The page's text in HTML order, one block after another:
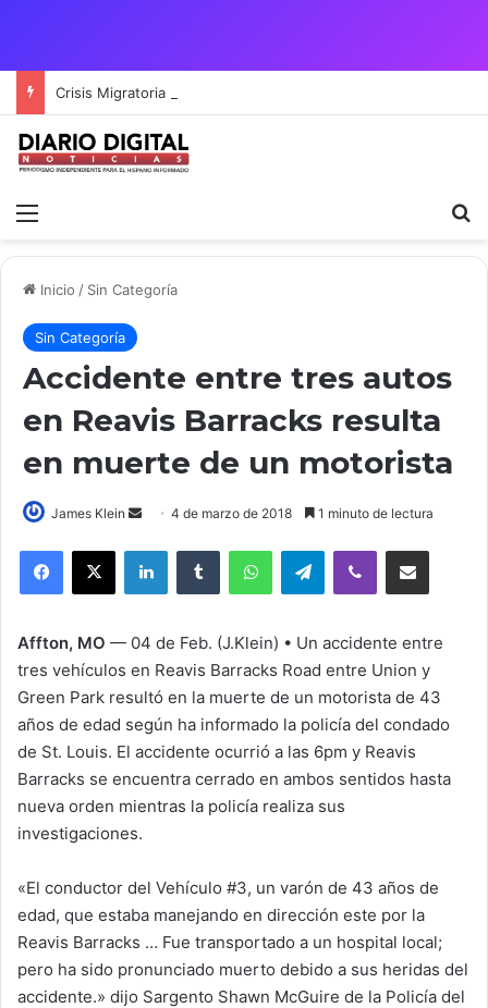
Inicio / Sin Categoría
Sin Categoría
Accidente entre tres autos
en Reavis Barracks resulta
en muerte de un motorista
James Klein
n
d
n
e
m
a
i
l
4 de marzo de 2018 1 minuto de lectura
Telegram
Affton, MO — 04 de Feb. (J.Klein) • Un accidente entre
tres vehículos en Reavis Barracks Road entre Union y
Green Park resultó en la muerte de un motorista de 43
años de edad según ha informado la policía del condado
de St. Louis. El accidente ocurrió a las 6pm y Reavis
Barracks se encuentra cerrado en ambos sentidos hasta
nueva orden mientras la policía realiza sus
investigaciones.
«El conductor del Vehículo #3, un varón de 43 años de
edad, que estaba manejando en dirección este por la
Reavis Barracks … Fue transportado a un hospital local;
pero ha sido pronunciado muerto debido a sus heridas del
accidente.» dijo Sargento Shawn McGuire de la Policía del